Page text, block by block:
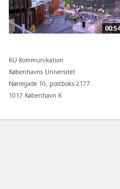
00:54
KU Kommunikation
Københavns Universitet
Nørregade 10, postboks 2177
1017 København K